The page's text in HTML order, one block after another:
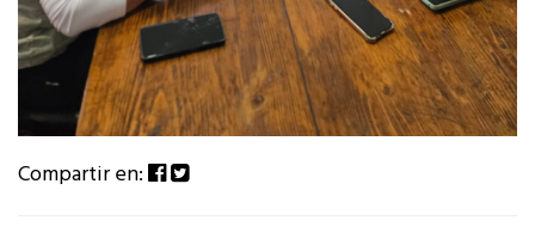
Compartir en: